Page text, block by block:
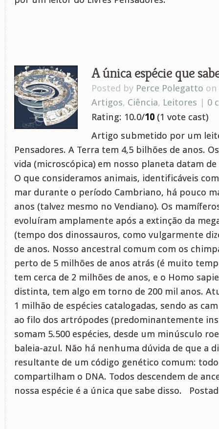
A única espécie que
Posted by Perce Polegatto on
Artigos, Ciência, Leitores | 0
Rating: 10.0/10 (1 vote cast)
Artigo submetido por um
Pensadores. A Terra tem 4,5 bilhões de anos.
vida (microscópica) em nosso planeta datam
O que consideramos animais, identificáveis
mar durante o período Cambriano, há pouco
anos (talvez mesmo no Vendiano). Os
evoluíram amplamente após a extinção da
(tempo dos dinossauros, como vulgarmente
de anos. Nosso ancestral comum com os
perto de 5 milhões de anos atrás (é muito
tem cerca de 2 milhões de anos, e o Homo
distinta, tem algo em torno de 200 mil anos.
1 milhão de espécies catalogadas, sendo as
ao filo dos artrópodes (predominantemente
somam 5.500 espécies, desde um minúsculo
baleia-azul. Não há nenhuma dúvida de que a
resultante de um código genético comum:
compartilham o DNA. Todos descendem de
nossa espécie é a única que sabe disso.